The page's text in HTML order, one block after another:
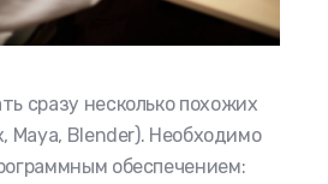
сразу несколько похожих
Maya, Blender). Необходимо
обеспечением: